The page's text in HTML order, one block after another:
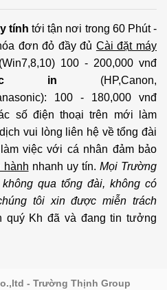
tính tới tận nơi trong 60 Phút -
đơn đỏ đầy đủ Cài đặt máy
100 - 200,000 vnđ
in
(HP,Canon,
100 - 180,000 vnđ
số điện thoại trên mới làm
vui lòng liên hệ về tổng đài
việc với cá nhân đảm bảo
hành nhanh uy tín. Mọi Trường
qua tổng đài, không có
tôi xin được miễn trách
quý Kh đã và đang tin tưởng
- Trường Thịnh Group